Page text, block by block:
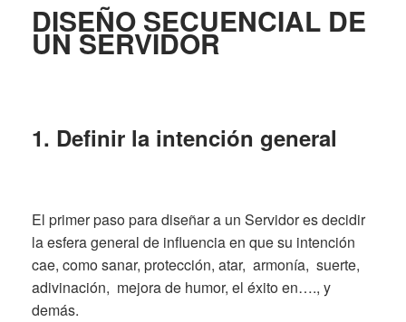
DISEÑO SECUENCIAL DE
UN SERVIDOR
1. Definir la intención general
El primer paso para diseñar a un Servidor es decidir
la esfera general de influencia en que su intención
cae, como sanar, protección, atar, armonía, suerte,
adivinación, mejora de humor, el éxito en…., y
demás.